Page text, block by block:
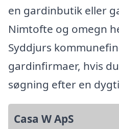
en gardinbutik eller
Nimtofte og omegn
Syddjurs
gardinfirmaer, hvis
søgning efter en
Casa W ApS